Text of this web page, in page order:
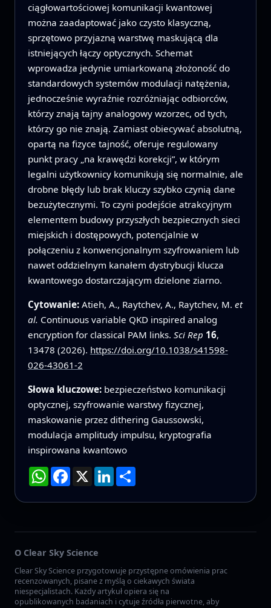
ciągłowartościowej komunikacji kwantowej
można zaadaptować jako czysto klasyczną,
sprzętowo przyjazną warstwę maskującą dla
istniejących łączy optycznych. Schemat
wprowadza jedynie umiarkowaną złożoność do
standardowych systemów modulacji natężenia,
jednocześnie wyraźnie rozróżniając odbiorców,
którzy znają tajny analogowy wzorzec, od tych,
którzy go nie znają. Zamiast obiecywać absolutną,
opartą na fizyce tajność, oferuje regulowany
punkt pracy „na krawędzi korekcji”, w którym
legalni użytkownicy komunikują się normalnie, ale
drobne błędy lub brak kluczy szybko czynią dane
bezużytecznymi. To czyni podejście atrakcyjnym
elementem budowy przyszłych bezpiecznych sieci
miejskich i dostępowych, potencjalnie w
połączeniu z konwencjonalnym szyfrowaniem lub
nawet oddzielnym kanałem dystrybucji klucza
kwantowego dostarczającym dzielone ziarno.
Cytowanie: Atieh, A., Raytchev, A., Raytchev, M. et
al. Continuous variable QKD inspired analog
encryption for classical PAM links. Sci Rep 16,
13478 (2026). https://doi.org/10.1038/s41598-
026-43061-2
Słowa kluczowe: bezpieczeństwo komunikacji
optycznej, szyfrowanie warstwy fizycznej,
maskowanie przez dithering Gaussowski,
modulacja amplitudy impulsu, kryptografia
inspirowana kwantowo
WhatsApp
Facebook
X LinkedInPodziel
się
O Clear Sky Science
Clear Sky Science przygotowuje przystępne omówienia prac
recenzowanych, pisane z myślą o ciekawych świata
niespecjalistach. Każdy artykuł opiera się na
opublikowanych badaniach i cytuje źródła pierwotne, aby